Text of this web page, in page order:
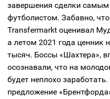
завершения сделки
футболистом. Забавно,
Transfermarkt оценивал
а летом 2021 года ценник
тысяч. Боссы «Шахтера»,
осознавали, что на
будет неплохо
предложение